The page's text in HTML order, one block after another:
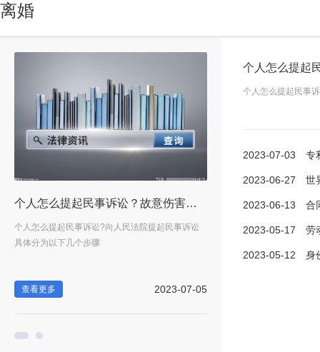
离婚
个人怎么提起民事诉讼？故意伤害能不能和解？
个人怎么提起民事诉讼?向人民法院提起民事诉讼
具体分为以下几个步骤
查看更多 2023-07-05
专利权被侵权诉讼时效是几
个人怎么提起
个人怎么提起民事
2023-07-03 专利权
2023-06-27 世界观
2023-06-13 合同
2023-05-17 劳动
2023-05-12 身份证